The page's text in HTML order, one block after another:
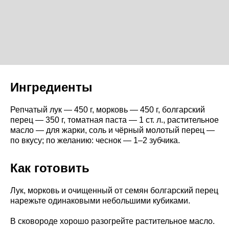
Ингредиенты
Репчатый лук — 450 г, морковь — 450 г, болгарский
перец — 350 г, томатная паста — 1 ст. л., растительное
масло — для жарки, соль и чёрный молотый перец —
по вкусу; по желанию: чеснок — 1–2 зубчика.
Как готовить
Лук, морковь и очищенный от семян болгарский перец
нарежьте одинаковыми небольшими кубиками.
В сковороде хорошо разогрейте растительное масло.